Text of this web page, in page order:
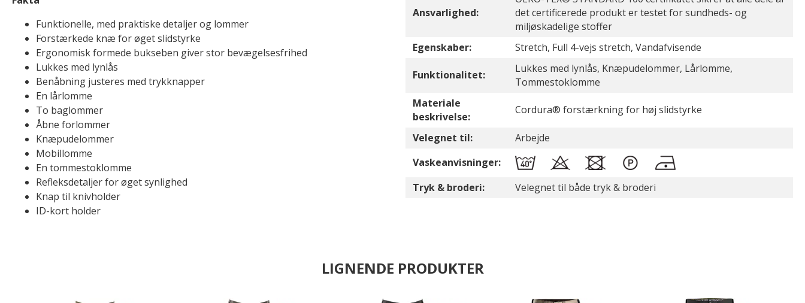
Funktionelle, med praktiske detaljer og lommer
Forstærkede knæ for øget slidstyrke
Ergonomisk formede bukseben giver stor bevægelsesfrihed
Lukkes med lynlås
Benåbning justeres med trykknapper
En lårlomme
To baglommer
Åbne forlommer
Knæpudelommer
Mobillomme
En tommestoklomme
Refleksdetaljer for øget synlighed
Knap til knivholder
ID-kort holder
Ansvarlighed:
det certificerede produkt er testet for sundheds- og
miljøskadelige stoffer
Egenskaber:
Stretch, Full 4-vejs stretch, Vandafvisende
Funktionalitet:
Lukkes med lynlås, Knæpudelommer, Lårlomme,
Tommestoklomme
Materiale
beskrivelse:
Cordura® forstærkning for høj slidstyrke
Velegnet til:
Arbejde
Vaskeanvisninger:
Tryk & broderi:
Velegnet til både tryk & broderi
LIGNENDE PRODUKTER